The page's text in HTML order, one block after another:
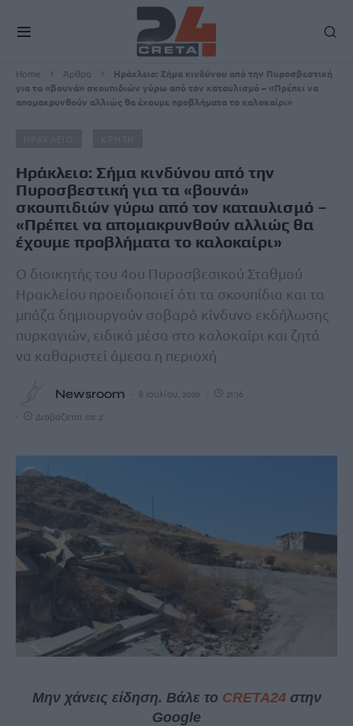
Home Άρθρα
Ηράκλειο: Σήμα κινδύνου από την Πυροσβεστική
για τα «βουνά» σκουπιδιών γύρω από τον καταυλισμό – «Πρέπει να
απομακρυνθούν αλλιώς θα έχουμε προβλήματα το καλοκαίρι»
Ηράκλειο: Σήμα κινδύνου από την
Πυροσβεστική για τα «βουνά»
σκουπιδιών γύρω από τον καταυλισμό –
«Πρέπει να απομακρυνθούν αλλιώς θα
έχουμε προβλήματα το καλοκαίρι»
Ο διοικητής του 4ου Πυροσβεσικού Σταθμού
Ηρακλείου προειδοποιεί ότι τα σκουπίδια και τα
μπάζα δημιουργούν σοβαρό κίνδυνο εκδήλωσης
πυρκαγιών, ειδικά μέσα στο καλοκαίρι και ζητά
να καθαριστεί άμεσα η περιοχή
Newsroom 8 Ιουλίου, 2026 21:16
Διαβάζεται σε 2'
Μην χάνεις είδηση. Βάλε το CRETA24στην
Google